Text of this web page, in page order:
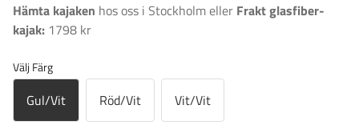
Hämta kajaken hos oss i Stockholm eller Frakt glasfiber-
kajak: 1798 kr
Välj Färg
Gul/Vit Röd/Vit Vit/Vit